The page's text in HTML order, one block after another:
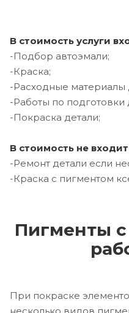
В стоимость услуги
-Подбор автоэмали;
-Краска;
-Расходные материалы
-Работы по подготовки
-Покраска детали;
В стоимость не
-Ремонт детали если
-Краска с пигментом
Пигменты
При покраске